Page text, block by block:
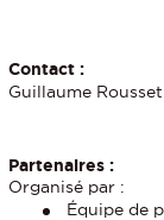
Contact :
Guillaume
Partenaires :
Organisé par :
Équipe de